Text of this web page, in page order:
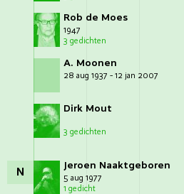
Rob de Moes
1947
3 gedichten
A. Moonen
28 aug 1937 - 12 jan 2007
Dirk Mout
3 gedichten
N Jeroen Naaktgeboren
5 aug 1977
1 gedicht